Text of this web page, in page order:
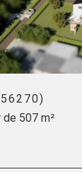
de 507 m²